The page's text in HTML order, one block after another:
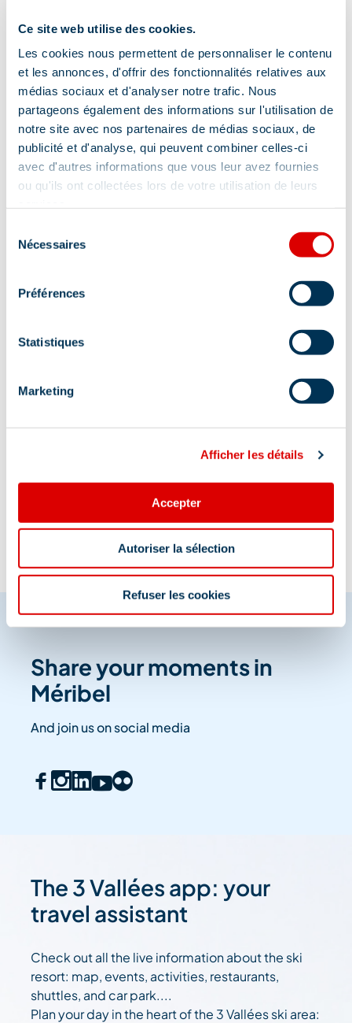
Ce site web utilise des cookies.
Les cookies nous permettent de personnaliser le contenu
et les annonces, d'offrir des fonctionnalités relatives aux
médias sociaux et d'analyser notre trafic. Nous
partageons également des informations sur l'utilisation de
notre site avec nos partenaires de médias sociaux, de
publicité et d'analyse, qui peuvent combiner celles-ci
avec d'autres informations que vous leur avez fournies
ou qu'ils ont collectées lors de votre utilisation de leurs
Nécessaires
Préférences
Statistiques
Marketing
Afficher les détails
Accepter
Autoriser la sélection
Refuser les cookies
Share your moments in
Méribel
And join us on social media
The 3 Vallées app: your
travel assistant
Check out all the live information about the ski
resort: map, events, activities, restaurants,
shuttles, and car park....
Plan your day in the heart of the 3 Vallées ski area: